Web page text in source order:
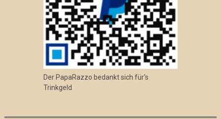
Der PapaRazzo bedankt sich für's
Trinkgeld